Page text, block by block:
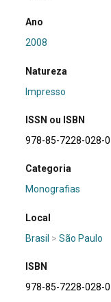
Ano
2008
Natureza
Impresso
ISSN ou ISBN
978-85-7228-028-0
Categoria
Monografias
Local
Brasil >São Paulo
ISBN
978-85-7228-028-0